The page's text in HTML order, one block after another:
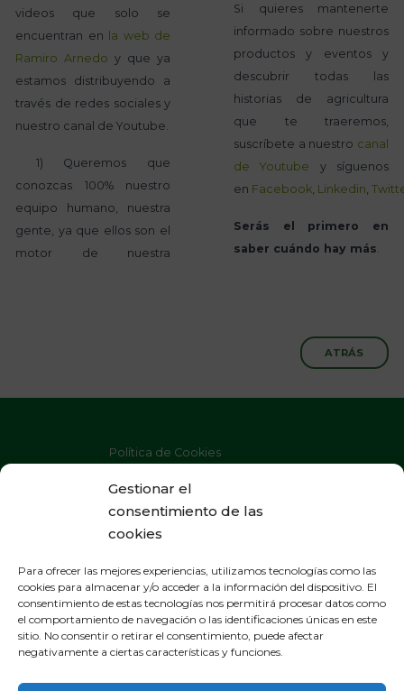
Gestionar el
consentimiento de las
cookies
Para ofrecer las mejores experiencias, utilizamos tecnologías como las
cookies para almacenar y/o acceder a la información del dispositivo. El
consentimiento de estas tecnologías nos permitirá procesar datos como
el comportamiento de navegación o las identificaciones únicas en este
sitio. No consentir o retirar el consentimiento, puede afectar
negativamente a ciertas características y funciones.
videos que solo se
encuentran en
la web de
Ramiro Arnedo y que ya
estamos distribuyendo a
través de redes sociales y
nuestro canal de Youtube.
1) Queremos que
conozcas 100% nuestro
equipo humano, nuestra
gente, ya que ellos son el
motor de nuestra
Si quieres mantenerte
informado sobre nuestros
productos y eventos y
descubrir todas las
historias de agricultura
que te traeremos,
suscríbete a nuestro canal
de Youtube y síguenos
en Facebook Linkedin
Serás el primero en
saber cuándo hay más
ATRÁS
Política de Cookies
Política de Privacidad
Aviso Legal
OFICINAS GENERALES
General Gallarza 38, apartado 21